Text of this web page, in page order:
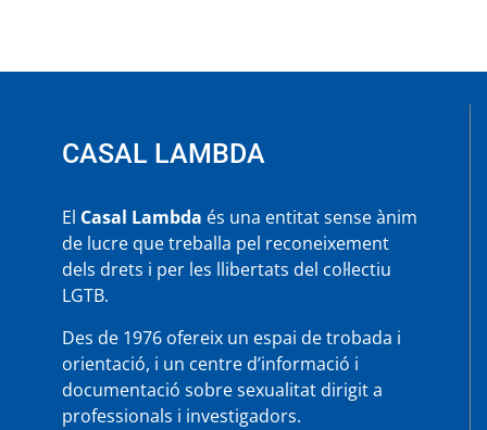
pel·lícula
CASAL LAMBDA
El Casal Lambda és una entitat sense ànim
de lucre que treballa pel reconeixement
dels drets i per les llibertats del col·lectiu
LGTB.
Des de 1976 ofereix un espai de trobada i
orientació, i un centre d’informació i
documentació sobre sexualitat dirigit a
professionals i investigadors.